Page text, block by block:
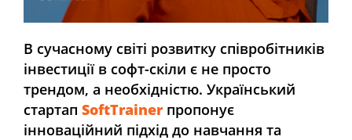
В сучасному світі розвитку співробітників
інвестиції в софт-скіли є не просто
трендом, а необхідністю. Український
стартап SoftTrainer пропонує
інноваційний підхід до навчання та